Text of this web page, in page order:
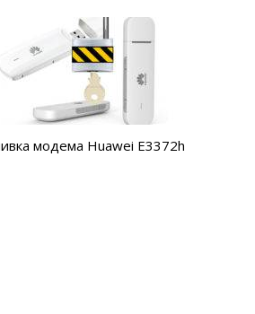
модема Huawei E3372h